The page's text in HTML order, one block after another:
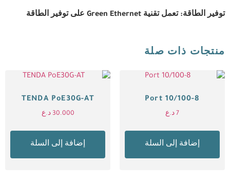
توفير الطاقة: تعمل تقنية Green Ethernet على توفير الطاقة
منتجات ذات صلة
8-Port 10/100
7 د.ع
إضافة إلى السلة
TENDA PoE30G-AT
30.000 د.ع
إضافة إلى السلة